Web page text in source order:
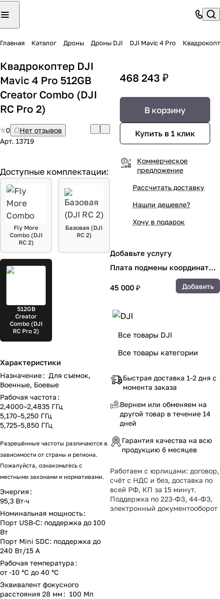
Главная Каталог Дроны Дроны DJI DJI Mavic 4 Pro
Квадрокоптер DJI
Mavic 4 Pro 512GB
Creator Combo (DJI
RC Pro 2)
0
Нет отзывов
Арт. 13719
Доступные комплектации:
Fly More
Combo (DJI
RC 2)
Базовая (DJI
RC 2)
512GB
Creator
Combo (DJI
RC Pro 2)
Характеристики
Назначение: Для съемок,
Военные, Боевые
Рабочая частота :
2,4000–2,4835 ГГц
5,170–5,250 ГГц
5,725–5,850 ГГц
Разрешённые частоты различаются в
зависимости от страны и региона.
Пожалуйста, ознакомьтесь с
местными законами и нормативами.
Энергия :
95,3 Вт·ч
Номинальная мощность:
Порт USB-C: поддержка до 100
Вт
Порт Mini SDC: поддержка до
240 Вт/15 А
Рабочая температура :
от -10 °C до 40 °C
Эквивалент фокусного
расстояния 28 мм : 100 Мп
468 243 ₽
В корзину
Купить в 1 клик
Коммерческое
предложение
Рассчитать доставку
Нашли дешевле?
Хочу в подарок
Добавьте услугу
Плата подмены координат
для DJI Mavic 4 и линейки
Matrice 4 (Услуга)
45 000 ₽ Добавить
Все товары DJI
Все товары категории
Быстрая доставка 1-2 дня с
момента заказа
Вернем или обменяем на
другой товар в течение 14
дней
Гарантия качества на всю
продукцию 6 месяцев
Работаем с юрлицами: договор,
счёт с НДС и без, доставка по
всей РФ, КП за 15 минут.
Поддержка по 223-ФЗ, 44-ФЗ,
электронный документооборот